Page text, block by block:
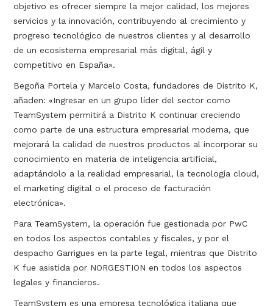
objetivo es ofrecer siempre la mejor calidad, los mejores
servicios y la innovación, contribuyendo al crecimiento y
progreso tecnológico de nuestros clientes y al desarrollo
de un ecosistema empresarial más digital, ágil y
competitivo en España».
Begoña Portela y Marcelo Costa, fundadores de Distrito K,
añaden: «Ingresar en un grupo líder del sector como
TeamSystem permitirá a Distrito K continuar creciendo
como parte de una estructura empresarial moderna, que
mejorará la calidad de nuestros productos al incorporar su
conocimiento en materia de inteligencia artificial,
adaptándolo a la realidad empresarial, la tecnología cloud,
el marketing digital o el proceso de facturación
electrónica».
Para TeamSystem, la operación fue gestionada por PwC
en todos los aspectos contables y fiscales, y por el
despacho Garrigues en la parte legal, mientras que Distrito
K fue asistida por NORGESTION en todos los aspectos
legales y financieros.
TeamSystem es una empresa tecnológica italiana que